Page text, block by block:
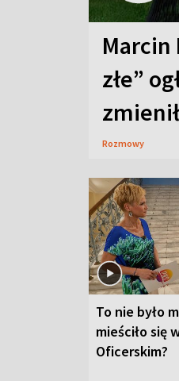
Marcin
złe”
Rozmowy
To nie było
mieściło się
Oficerskim?